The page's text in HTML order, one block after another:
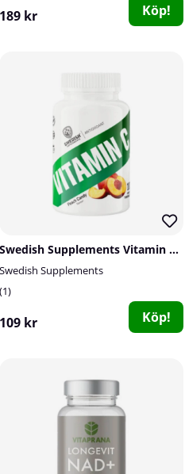
189 kr Köp!
Swedish Supplements Vitamin C, 100 tabs
Swedish Supplements
1
109 kr Köp!